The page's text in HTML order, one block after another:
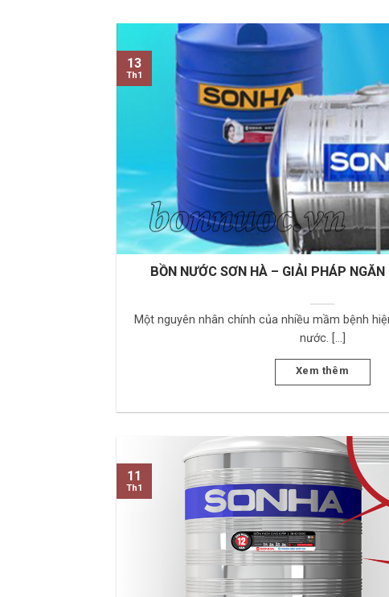
BỒN NƯỚC SƠN HÀ – GIẢI PHÁP
Một nguyên nhân chính của nhiều mầm bệnh
nước. [...]
Xem thêm
13
Th1
11
Th1